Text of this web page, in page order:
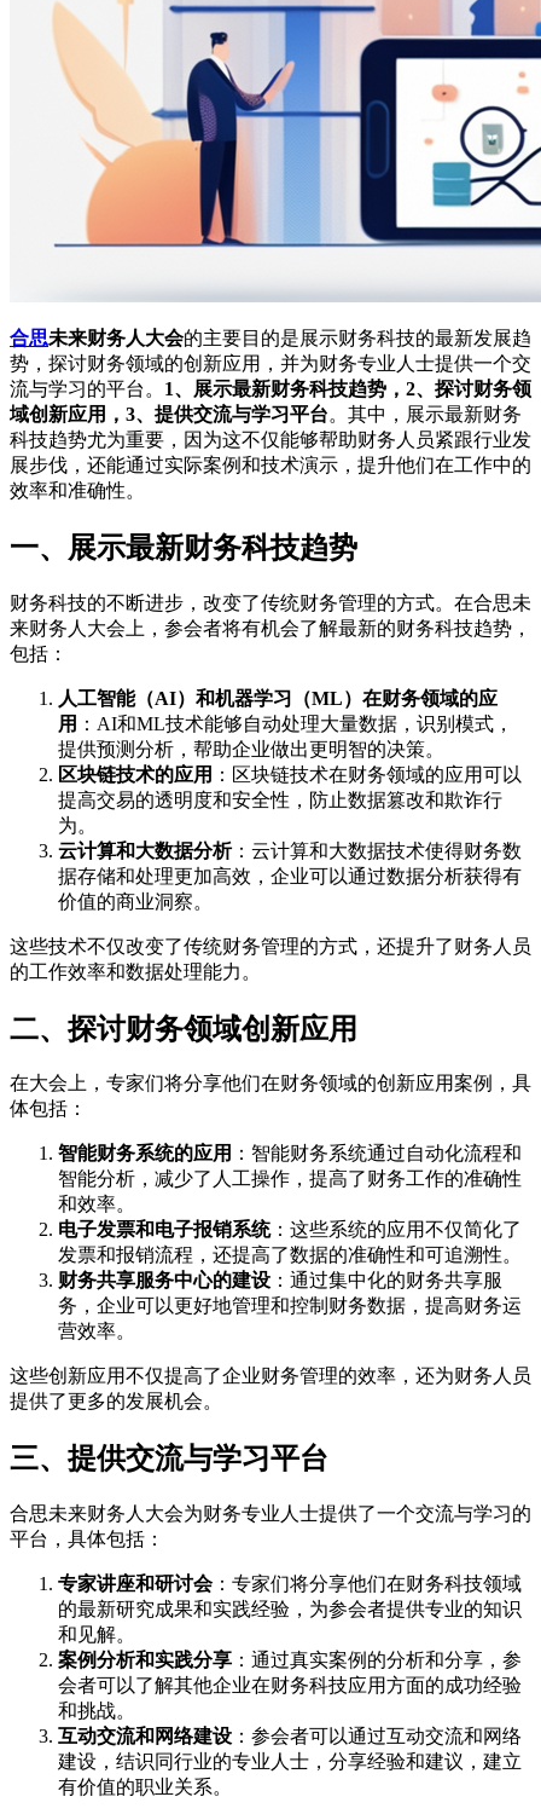
合思未来财务人大会的主要目的是展示财务科技的最新发展趋
势，探讨财务领域的创新应用，并为财务专业人士提供一个交
流与学习的平台。 1、展示最新财务科技趋势，2、探讨财务领
域创新应用，3、提供交流与学习平台。其中，展示最新财务
科技趋势尤为重要，因为这不仅能够帮助财务人员紧跟行业发
展步伐，还能通过实际案例和技术演示，提升他们在工作中的
效率和准确性。
一、展示最新财务科技趋势
财务科技的不断进步，改变了传统财务管理的方式。在合思未
来财务人大会上，参会者将有机会了解最新的财务科技趋势，
包括：
人工智能（AI）和机器学习（ML）在财务领域的应
用 ：AI和ML技术能够自动处理大量数据，识别模式，
提供预测分析，帮助企业做出更明智的决策。
区块链技术的应用 ：区块链技术在财务领域的应用可以
提高交易的透明度和安全性，防止数据篡改和欺诈行
为。
云计算和大数据分析：云计算和大数据技术使得财务数
据存储和处理更加高效，企业可以通过数据分析获得有
价值的商业洞察。
这些技术不仅改变了传统财务管理的方式，还提升了财务人员
的工作效率和数据处理能力。
二、探讨财务领域创新应用
在大会上，专家们将分享他们在财务领域的创新应用案例，具
体包括：
智能财务系统的应用 ：智能财务系统通过自动化流程和
智能分析，减少了人工操作，提高了财务工作的准确性
和效率。
电子发票和电子报销系统：这些系统的应用不仅简化了
发票和报销流程，还提高了数据的准确性和可追溯性。
财务共享服务中心的建设 ：通过集中化的财务共享服
务，企业可以更好地管理和控制财务数据，提高财务运
营效率。
这些创新应用不仅提高了企业财务管理的效率，还为财务人员
提供了更多的发展机会。
三、提供交流与学习平台
合思未来财务人大会为财务专业人士提供了一个交流与学习的
平台，具体包括：
专家讲座和研讨会：专家们将分享他们在财务科技领域
的最新研究成果和实践经验，为参会者提供专业的知识
和见解。
案例分析和实践分享 ：通过真实案例的分析和分享，参
会者可以了解其他企业在财务科技应用方面的成功经验
和挑战。
互动交流和网络建设 ：参会者可以通过互动交流和网络
建设，结识同行业的专业人士，分享经验和建议，建立
有价值的职业关系。